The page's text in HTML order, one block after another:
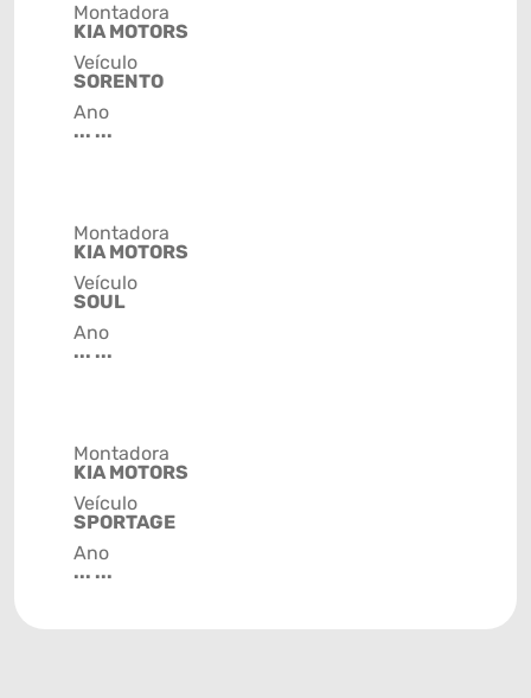
Montadora
KIA MOTORS
Veículo
SORENTO
Ano
... ...
Montadora
KIA MOTORS
Veículo
SOUL
Ano
... ...
Montadora
KIA MOTORS
Veículo
SPORTAGE
Ano
... ...